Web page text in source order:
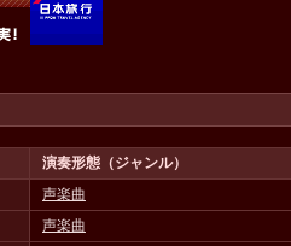
演奏形態（ジャンル）
声楽曲
声楽曲